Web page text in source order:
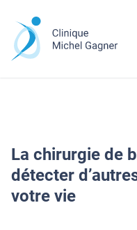
La chirurgie de
détecter
votre vie